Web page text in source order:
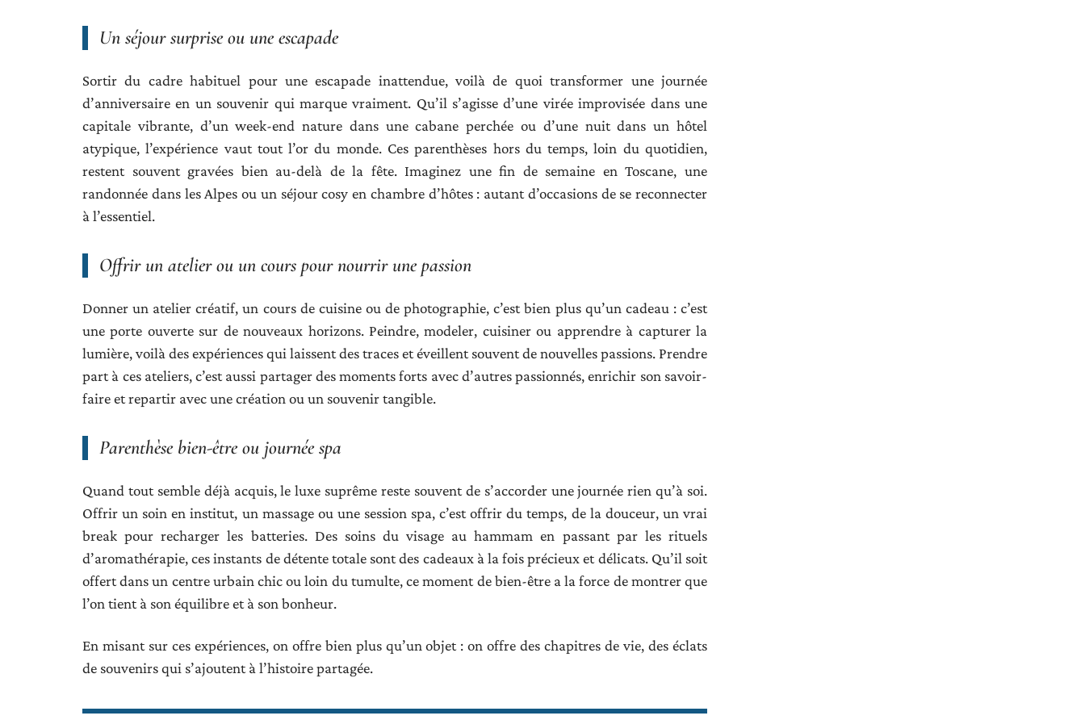
Un séjour surprise ou une escapade
Sortir du cadre habituel pour une escapade inattendue, voilà de quoi transformer une journée
d’anniversaire en un souvenir qui marque vraiment. Qu’il s’agisse d’une virée improvisée dans une
capitale vibrante, d’un week-end nature dans une cabane perchée ou d’une nuit dans un hôtel
atypique, l’expérience vaut tout l’or du monde. Ces parenthèses hors du temps, loin du quotidien,
restent souvent gravées bien au-delà de la fête. Imaginez une fin de semaine en Toscane, une
randonnée dans les Alpes ou un séjour cosy en chambre d’hôtes : autant d’occasions de se reconnecter
à l’essentiel.
Offrir un atelier ou un cours pour nourrir une passion
Donner un atelier créatif, un cours de cuisine ou de photographie, c’est bien plus qu’un cadeau : c’est
une porte ouverte sur de nouveaux horizons. Peindre, modeler, cuisiner ou apprendre à capturer la
lumière, voilà des expériences qui laissent des traces et éveillent souvent de nouvelles passions. Prendre
part à ces ateliers, c’est aussi partager des moments forts avec d’autres passionnés, enrichir son savoir-
faire et repartir avec une création ou un souvenir tangible.
Parenthèse bien-être ou journée spa
Quand tout semble déjà acquis, le luxe suprême reste souvent de s’accorder une journée rien qu’à soi.
Offrir un soin en institut, un massage ou une session spa, c’est offrir du temps, de la douceur, un vrai
break pour recharger les batteries. Des soins du visage au hammam en passant par les rituels
d’aromathérapie, ces instants de détente totale sont des cadeaux à la fois précieux et délicats. Qu’il soit
offert dans un centre urbain chic ou loin du tumulte, ce moment de bien-être a la force de montrer que
l’on tient à son équilibre et à son bonheur.
En misant sur ces expériences, on offre bien plus qu’un objet : on offre des chapitres de vie, des éclats
de souvenirs qui s’ajoutent à l’histoire partagée.